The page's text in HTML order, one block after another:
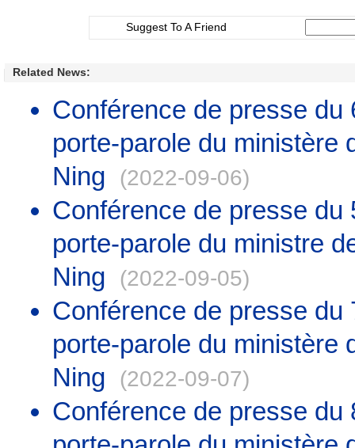
Suggest To A Friend
Related News:
Conférence de presse du
porte-parole du ministère
Ning
(2022-09-06)
Conférence de presse du
porte-parole du ministre
Ning
(2022-09-05)
Conférence de presse du
porte-parole du ministère
Ning
(2022-09-07)
Conférence de presse du